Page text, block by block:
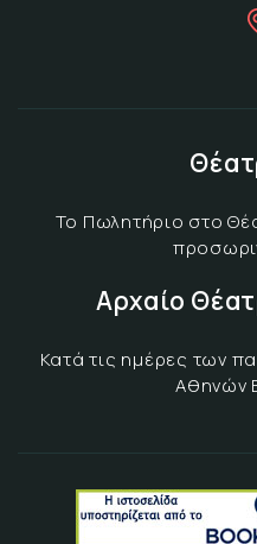
Το Πωλητήριο στο
Αρχαίο
Κατά τις ημέρες των
Αθηνών